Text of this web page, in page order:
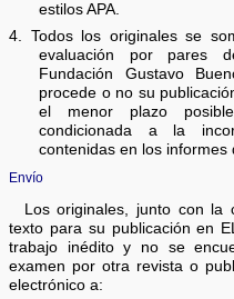
estilos APA.
4. Todos los originales se
evaluación por pares
Fundación Gustavo
procede o no su
el menor plazo
condicionada a la
contenidas en los informes
Envío
Los originales, junto con
texto para su publicación en
trabajo inédito y no se
examen por otra revista o
electrónico a: